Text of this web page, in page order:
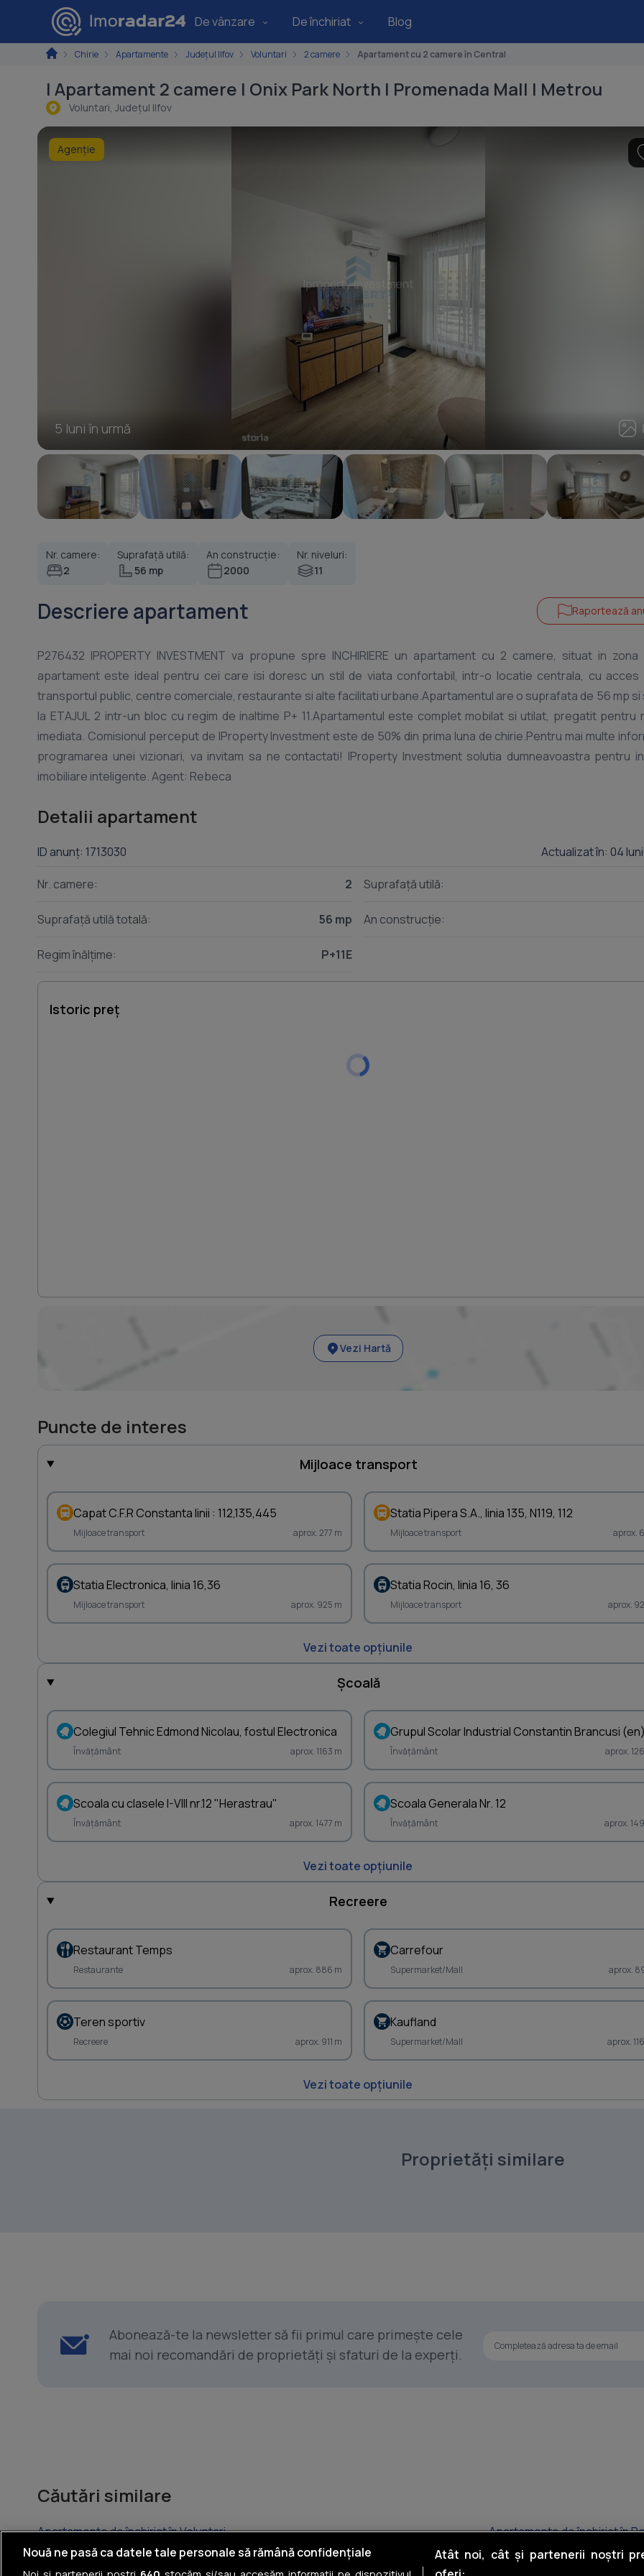
De vânzare De închiriat Blog
Chirie Apartamente Județul Ilfov Voluntari 2 camere Apartament cu 2 camere în Central
| Apartament 2 camere | Onix Park North | Promenada Mall | Metrou
Voluntari, Judeţul Ilfov
5 luni în urmă 8
Agenție
Nr. camere:
2
Suprafață utilă:
56 mp
An construcție:
2000
Nr. niveluri:
11
Descriere apartament Raportează
P276432 IPROPERTY INVESTMENT va propune spre INCHIRIERE un apartament cu 2 camere, situat in
apartament este ideal pentru cei care isi doresc un stil de viata confortabil, intr-o locatie centrala, cu acces
transportul public, centre comerciale, restaurante si alte facilitati urbane.Apartamentul are o suprafata de 56 mp si
la ETAJUL 2 intr-un bloc cu regim de inaltime P+ 11.Apartamentul este complet mobilat si utilat, pregatit pentru
imediata. Comisionul perceput de IProperty Investment este de 50% din prima luna de chirie.Pentru mai multe
programarea unei vizionari, va invitam sa ne contactati! IProperty Investment solutia dumneavoastra pentru
Detalii apartament
Actualizat în: 04
ID anunț: 1713030
Nr. camere: 2 Suprafață utilă:
Suprafață utilă totală: 56 mp An construcție:
Regim înălțime: P+11E
Istoric preț
Vezi Hartă
Puncte de interes
Mijloace transport
Capat C.F.R Constanta linii : 112,135,445
Mijloace transport aprox. 277 m
Statia Pipera S.A., linia 135, N119, 112
Mijloace transport aprox.
Statia Electronica, linia 16,36
Mijloace transport aprox. 925 m
Statia Rocin, linia 16, 36
Mijloace transport aprox.
Vezi toate opțiunile
Școală
Colegiul Tehnic Edmond Nicolau, fostul Electronica
Învățământ aprox. 1163 m
Grupul Scolar Industrial Constantin Brancusi (en)
Învățământ aprox.
Scoala cu clasele I-VIII nr.12 "Herastrau"
Învățământ aprox. 1477 m
Scoala Generala Nr. 12
Învățământ aprox.
Vezi toate opțiunile
Recreere
Restaurant Temps
Restaurante aprox. 886 m
Carrefour
Supermarket/Mall aprox.
Teren sportiv
Recreere aprox. 911 m
Kaufland
Supermarket/Mall aprox.
Vezi toate opțiunile
Proprietăți similare
Abonează-te la newsletter să fii primul care primește cele
mai noi recomandări de proprietăți și sfaturi de la experți.
Căutări similare
Apartamente de închiriat în Voluntari
Apartamente de închiriat în
Apartamente de închiriat în Chiajna
Apartamente de închiriat în
Nouă ne pasă ca datele tale personale să rămână confidențiale
Atât noi, cât și partenerii noștri